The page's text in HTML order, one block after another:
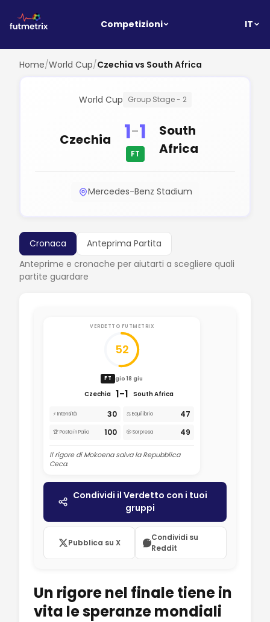
Competizioni IT
Home/World Cup/Czechia vs South Africa
World Cup Group Stage - 2
Czechia 1-1
FT
South
Africa
Mercedes-Benz Stadium
Cronaca
Anteprima Partita
Anteprime e cronache per aiutarti a scegliere quali
partite guardare
VERDETTO FUTMETRIX
52
FT gio 18 giu
Czechia 1-1 South Africa
⚡ Intensità 30 ⚖️ Equilibrio 47
🏆 Posta in Palio 100 🎲 Sorpresa 49
Il rigore di Mokoena salva la Repubblica
Ceca.
Condividi il Verdetto con i tuoi
gruppi
Pubblica su X
Condividi su
Reddit
Un rigore nel finale tiene in
vita le speranze mondiali